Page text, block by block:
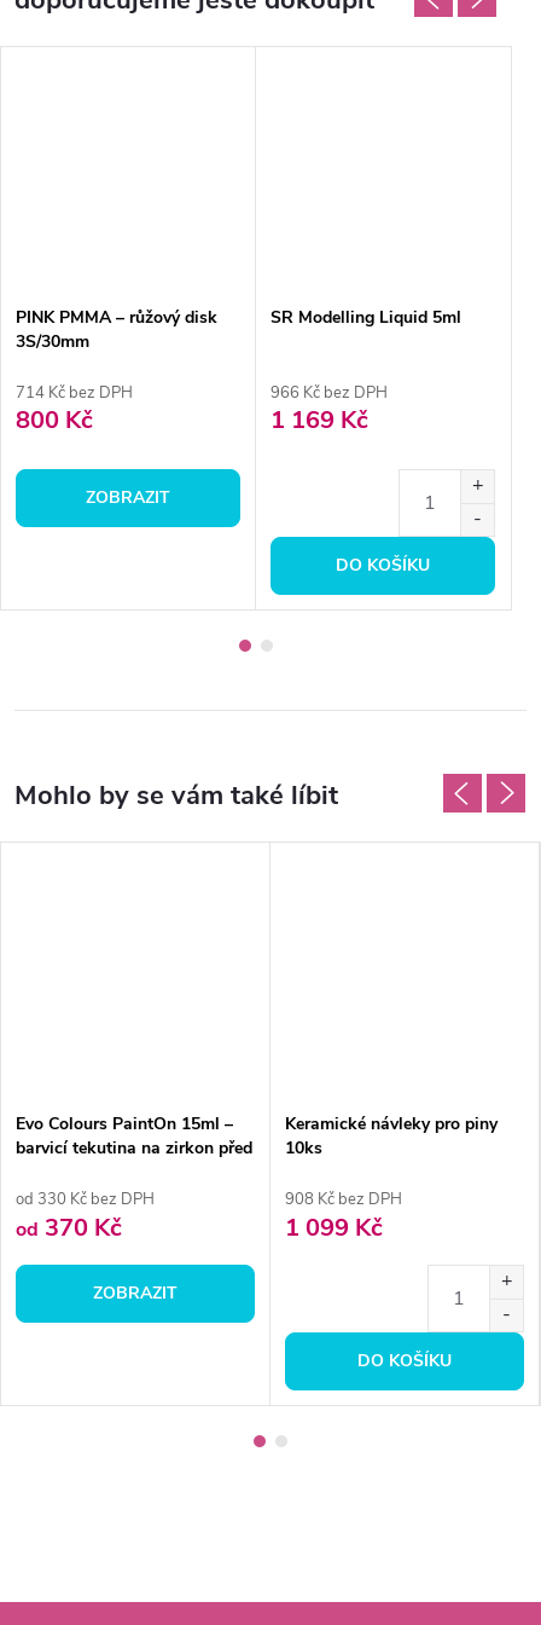
PINK PMMA – růžový disk
3S/30mm
714 Kč bez DPH
800 Kč
ZOBRAZIT
SR Modelling Liquid 5ml
966 Kč bez DPH
1 169 Kč
DO KOŠÍKU
Evo Colours PaintOn 15ml –
barvicí tekutina na zirkon před
od 330 Kč bez DPH
od 370 Kč
ZOBRAZIT
Keramické návleky pro piny
10ks
908 Kč bez DPH
1 099 Kč
DO KOŠÍKU